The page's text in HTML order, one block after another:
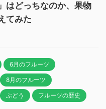
はどっちなのか、果物
てみた
6月のフルーツ
8月のフルーツ
ぶどう フルーツの歴史